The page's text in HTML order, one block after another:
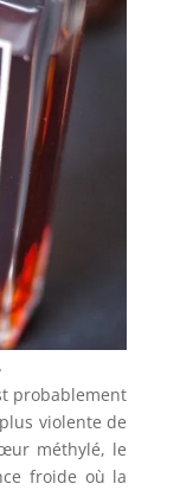
probablement
violente de
méthylé, le
froide où la